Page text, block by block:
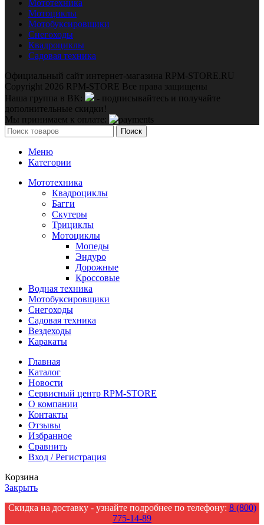
Мототехника
Мотоциклы
Мотобуксировщики
Снегоходы
Квадроциклы
Садовая техника
Официальный сайт интернет-магазина RPM-STORE.RU
Copyright 2026 RPM-STORE Все права защищены
Наша группа в ВК:
- подписывайтесь и получайте
дополнительные скидки!
Мы принимаем к оплате:
Поиск
Меню
Категории
Мототехника
Квадроциклы
Багги
Скутеры
Трициклы
Мотоциклы
Мопеды
Эндуро
Дорожные
Кроссовые
Водная техника
Мотобуксировщики
Снегоходы
Садовая техника
Вездеходы
Каракаты
Главная
Каталог
Новости
Сервисный центр RPM-STORE
О компании
Контакты
Отзывы
Избранное
Сравнить
Вход / Регистрация
Корзина
Закрыть
Скидка на доставку - узнайте подробнее по телефону: 8 (800)
775-14-89